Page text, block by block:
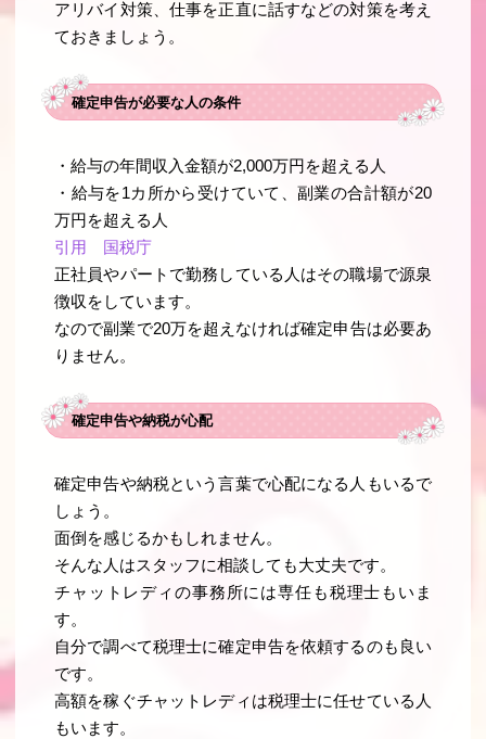
アリバイ対策、仕事を正直に話すなどの対策を考え
ておきましょう。
確定申告が必要な人の条件
・給与の年間収入金額が2,000万円を超える人
・給与を1カ所から受けていて、副業の合計額が20
万円を超える人
引用 国税庁
正社員やパートで勤務している人はその職場で源泉
徴収をしています。
なので副業で20万を超えなければ確定申告は必要あ
りません。
確定申告や納税が心配
確定申告や納税という言葉で心配になる人もいるで
しょう。
面倒を感じるかもしれません。
そんな人はスタッフに相談しても大丈夫です。
チャットレディの事務所には専任も税理士もいま
す。
自分で調べて税理士に確定申告を依頼するのも良い
です。
高額を稼ぐチャットレディは税理士に任せている人
もいます。